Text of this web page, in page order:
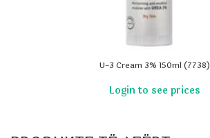
U-3 Cream 3% 150ml (7738)